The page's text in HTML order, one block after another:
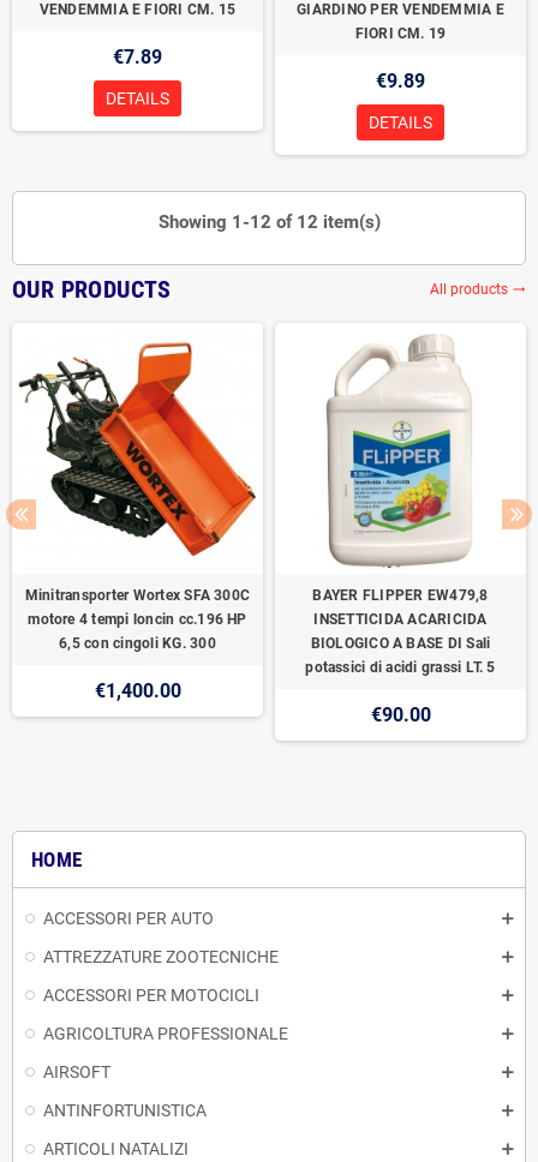
HOME
ACCESSORI PER AUTO
ATTREZZATURE ZOOTECNICHE
ACCESSORI PER MOTOCICLI
AGRICOLTURA PROFESSIONALE
AIRSOFT
ANTINFORTUNISTICA
ARTICOLI NATALIZI
VENDEMMIA E FIORI CM. 15
€7.89
DETAILS
GIARDINO PER VENDEMMIA E
FIORI CM. 19
€9.89
DETAILS
Showing 1-12 of 12 item(s)
OUR PRODUCTS All products trending_flat
Minitransporter Wortex SFA 300C
motore 4 tempi loncin cc.196 HP
6,5 con cingoli KG. 300
€1,400.00
BAYER FLIPPER EW479,8
INSETTICIDA ACARICIDA
BIOLOGICO A BASE DI Sali
potassici di acidi grassi LT. 5
€90.00